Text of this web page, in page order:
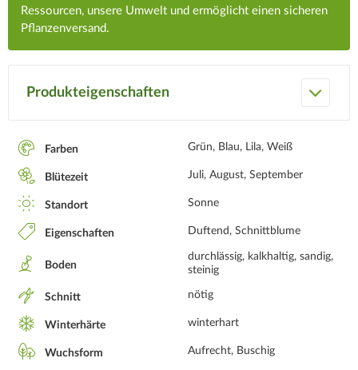
Ressourcen, unsere Umwelt und ermöglicht einen sicheren
Pflanzenversand.
Produkteigenschaften
Farben Grün, Blau, Lila, Weiß
Blütezeit Juli, August, September
Standort Sonne
Eigenschaften Duftend, Schnittblume
Boden
durchlässig, kalkhaltig, sandig,
steinig
Schnitt nötig
Winterhärte winterhart
Wuchsform Aufrecht, Buschig